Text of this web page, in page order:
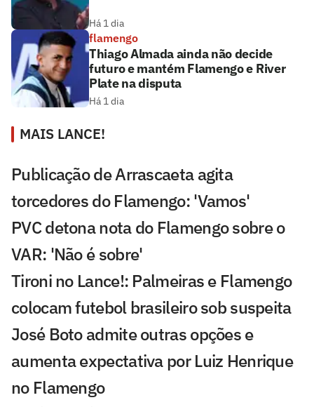
Há 1 dia
flamengo
Thiago Almada ainda não decide
futuro e mantém Flamengo e River
Plate na disputa
Há 1 dia
MAIS LANCE!
Publicação de Arrascaeta agita
torcedores do Flamengo: 'Vamos'
PVC detona nota do Flamengo sobre o
VAR: 'Não é sobre'
Tironi no Lance!: Palmeiras e Flamengo
colocam futebol brasileiro sob suspeita
José Boto admite outras opções e
aumenta expectativa por Luiz Henrique
no Flamengo